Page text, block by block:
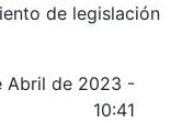
de legislación
Abril de 2023 -
10:41